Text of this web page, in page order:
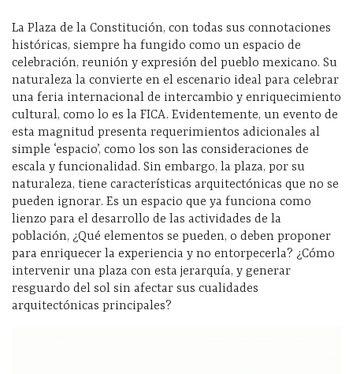
La Plaza de la Constitución, con todas sus connotaciones
históricas, siempre ha fungido como un espacio de
celebración, reunión y expresión del pueblo mexicano. Su
naturaleza la convierte en el escenario ideal para celebrar
una feria internacional de intercambio y enriquecimiento
cultural, como lo es la FICA. Evidentemente, un evento de
esta magnitud presenta requerimientos adicionales al
simple ‘espacio’, como los son las consideraciones de
escala y funcionalidad. Sin embargo, la plaza, por su
naturaleza, tiene características arquitectónicas que no se
pueden ignorar. Es un espacio que ya funciona como
lienzo para el desarrollo de las actividades de la
población, ¿Qué elementos se pueden, o deben proponer
para enriquecer la experiencia y no entorpecerla? ¿Cómo
intervenir una plaza con esta jerarquía, y generar
resguardo del sol sin afectar sus cualidades
arquitectónicas principales?